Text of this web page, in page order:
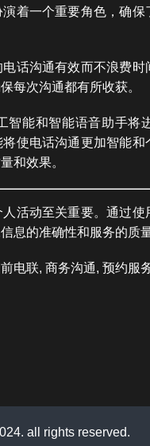
着一个重要角色，确
话沟通有效而不浪费
每次沟通都有所收获。
智能和智能语音助手将
使电话沟通更加智能
和效果。
活动至关重要。通过
息的准确性和服务的质
电联, 商务沟通, 预约服
all rights reserved.